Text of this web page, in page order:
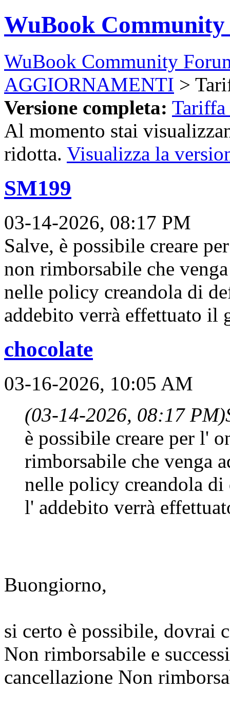
WuBook
WuBook Community
AGGIORNAMENTI >
Versione completa:
Al momento stai
ridotta. Visualizza la
SM199
03-14-2026, 08:17 PM
Salve, è possibile creare
non rimborsabile che
nelle policy creandola di
addebito verrà effettuato il
chocolate
03-16-2026, 10:05 AM
(03-14-2026, 08:17 PM)
è possibile creare per l'
rimborsabile che venga
nelle policy creandola di
l' addebito verrà
Buongiorno,
si certo è possibile, dovrai
Non rimborsabile e
cancellazione Non